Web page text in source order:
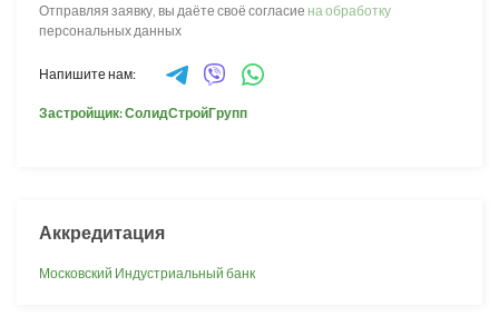
Отправляя заявку, вы даёте своё согласие на обработку
персональных данных
Напишите нам:
Застройщик: СолидСтройГрупп
Аккредитация
Московский Индустриальный банк